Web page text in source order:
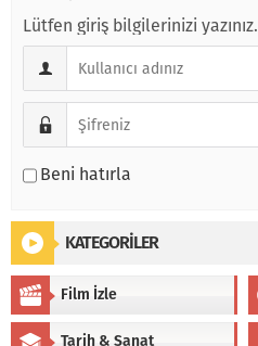
Lütfen giriş bilgilerinizi yazınız.
Beni hatırla
KATEGORİLER
Film İzle
Tarih & Sanat